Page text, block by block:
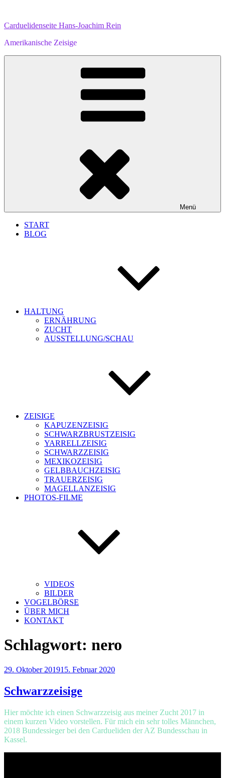
springen
Carduelidenseite Hans-Joachim Rein
Amerikanische Zeisige
Menü
START
BLOG
HALTUNG
ERNÄHRUNG
ZUCHT
AUSSTELLUNG/SCHAU
ZEISIGE
KAPUZENZEISIG
SCHWARZBRUSTZEISIG
YARRELLZEISIG
SCHWARZZEISIG
MEXIKOZEISIG
GELBBAUCHZEISIG
TRAUERZEISIG
MAGELLANZEISIG
PHOTOS-FILME
VIDEOS
BILDER
VOGELBÖRSE
ÜBER MICH
KONTAKT
Schlagwort: nero
Veröffentlicht
29. Oktober 201915. Februar 2020
Schwarzzeisige
Hier möchte ich einen Schwarzzeisig aus meiner Zucht 2017 in
einem kurzen Video vorstellen. Für mich ein sehr tolles Männchen,
2018 Bundessieger bei den Cardueliden der AZ Bundesschau in
Kassel.